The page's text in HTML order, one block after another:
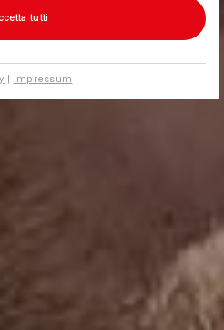
tutti
| Impressum